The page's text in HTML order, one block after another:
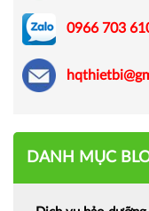
0966 703
DANH MỤC